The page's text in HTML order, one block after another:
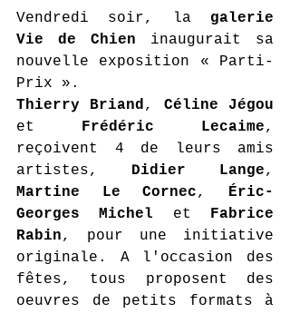
Vendredi soir, la galerie
Vie de Chien inaugurait sa
nouvelle exposition « Parti-
Prix ».
Thierry Briand, Céline Jégou
et Frédéric Lecaime,
reçoivent 4 de leurs amis
artistes, Didier Lange
Martine Le Cornec, Éric-
Georges Michel et Fabrice
Rabin, pour une initiative
originale. A l'occasion des
fêtes, tous proposent des
oeuvres de petits formats à